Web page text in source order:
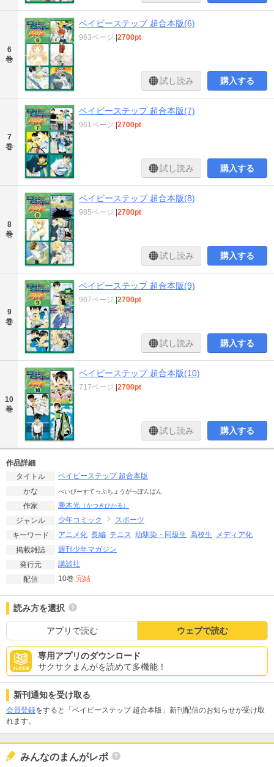
6
巻
ベイビーステップ 超合本版(6)
963ページ |2700pt
試し読み 購入する
7
巻
ベイビーステップ 超合本版(7)
961ページ |2700pt
試し読み 購入する
8
巻
ベイビーステップ 超合本版(8)
985ページ |2700pt
試し読み 購入する
9
巻
ベイビーステップ 超合本版(9)
967ページ |2700pt
試し読み 購入する
10
巻
ベイビーステップ 超合本版(10)
717ページ |2700pt
試し読み 購入する
作品詳細
タイトル
ベイビーステップ 超合本版
かな
べいびーすてっぷちょうがっぽんばん
作家 勝木光 （かつきひかる）
ジャンル 少年コミック
スポーツ
キーワード
アニメ化 長編 テニス 幼馴染・同級生 高校生
メディア化
掲載雑誌
週刊少年マガジン
発行元
講談社
配信
10巻 完結
読み方を選択
アプリで読む ウェブで読む
専用アプリのダウンロード
サクサクまんがを読めて多機能！
新刊通知を受け取る
会員登録をすると「ベイビーステップ 超合本版」新刊配信のお知らせが受け取
れます。
みんなのまんがレポ